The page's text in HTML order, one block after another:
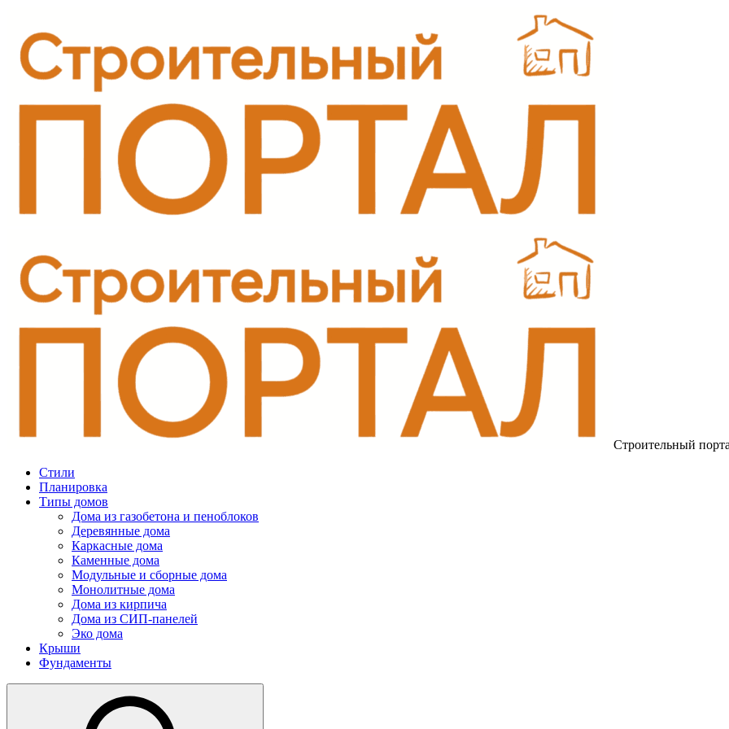
Строительный
Стили
Планировка
Типы домов
Дома из газобетона и пеноблоков
Деревянные дома
Каркасные дома
Каменные дома
Модульные и сборные дома
Монолитные дома
Дома из кирпича
Дома из СИП-панелей
Эко дома
Крыши
Фундаменты